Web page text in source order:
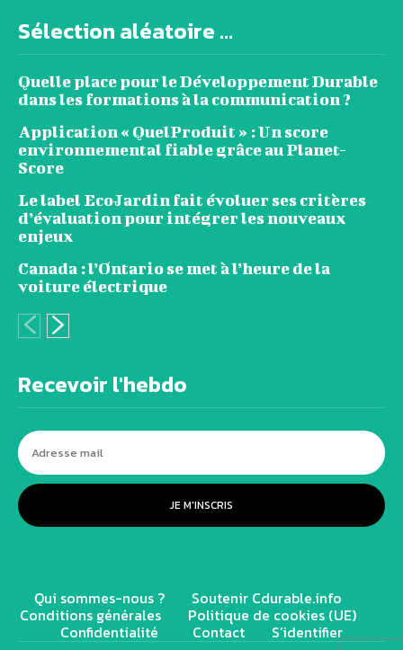
Sélection aléatoire ...
Quelle place pour le Développement Durable
dans les formations à la communication ?
Application « QuelProduit » : Un score
environnemental fiable grâce au Planet-
Score
Le label EcoJardin fait évoluer ses critères
d’évaluation pour intégrer les nouveaux
enjeux
Canada : l’Ontario se met à l’heure de la
voiture électrique
Recevoir l'hebdo
JE M'INSCRIS
Qui sommes-nous ? Soutenir Cdurable.info
Conditions générales Politique de cookies (UE)
Confidentialité Contact S’identifier